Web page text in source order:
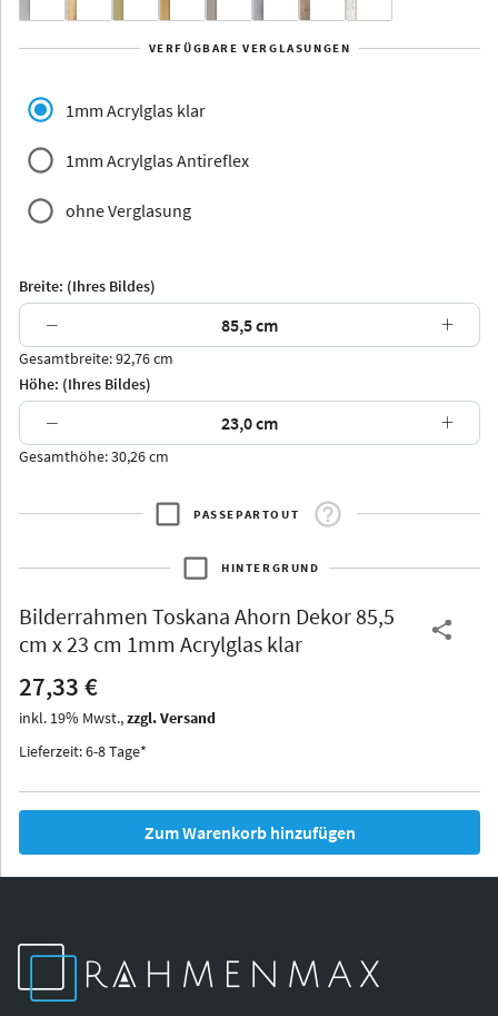
Yukon Alaska
Jersey Dauphine
Arran Luzern
Thurgau
Iowa
VERFÜGBARE VERGLASUNGEN
1mm Acrylglas klar
1mm Acrylglas Antireflex
ohne Verglasung
Breite: (Ihres Bildes)
− +
Gesamtbreite: 92,76 cm
Höhe: (Ihres Bildes)
− +
Gesamthöhe: 30,26 cm
PASSEPARTOUT
HINTERGRUND
Bilderrahmen Toskana Ahorn Dekor 85,5
cm x 23 cm 1mm Acrylglas klar
27,33 €
inkl. 19% Mwst.,zzgl. Versand
Lieferzeit: 6-8 Tage*
Zum Warenkorb hinzufügen